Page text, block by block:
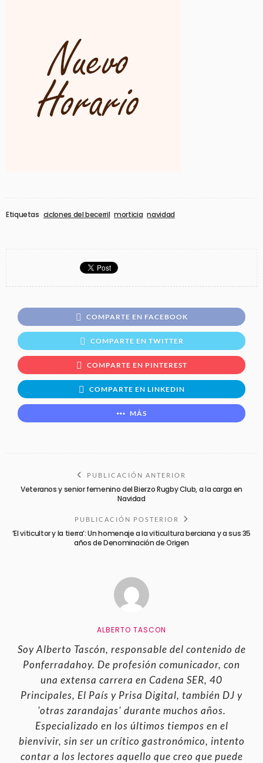
Etiquetas ciclones del becerril morticia navidad
COMPARTE EN FACEBOOK
COMPARTE EN TWITTER
COMPARTE EN PINTEREST
COMPARTE EN LINKEDIN
MÁS
PUBLICACIÓN ANTERIOR
Veteranos y senior femenino del Bierzo Rugby Club, a la carga en
Navidad
PUBLICACIÓN POSTERIOR
‘El viticultor y la tierra’: Un homenaje a la viticultura berciana y a sus 35
años de Denominación de Origen
ALBERTO TASCON
Soy Alberto Tascón, responsable del contenido de
Ponferradahoy. De profesión comunicador, con
una extensa carrera en Cadena SER, 40
Principales, El País y Prisa Digital, también DJ y
'otras zarandajas' durante muchos años.
Especializado en los últimos tiempos en el
bienvivir, sin ser un crítico gastronómico, intento
contar a los lectores aquello que creo que puede